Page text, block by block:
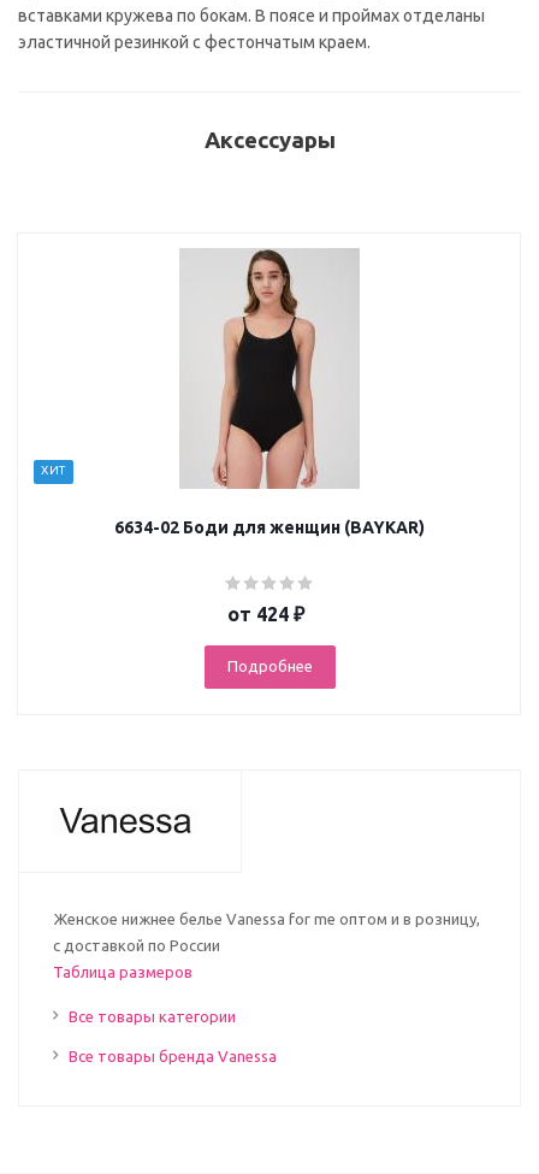
вставками кружева по бокам. В поясе и проймах отделаны
эластичной резинкой с фестончатым краем.
Аксессуары
ХИТ
6634-02 Боди для женщин (BAYKAR)
от 424 ₽
Подробнее
Женское нижнее белье Vanessa for me оптом и в розницу,
с доставкой по России
Таблица размеров
Все товары категории
Все товары бренда Vanessa